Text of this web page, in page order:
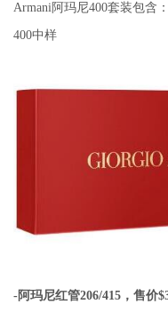
Armani阿玛尼400套装包含
400中样
-阿玛尼红管206/415，售价